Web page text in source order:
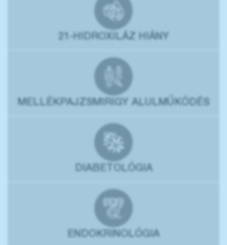
21-HIDROXILÁZ HIÁNY
MELLÉKPAJZSMIRIGY ALULMŰKÖDÉS
DIABETOLÓGIA
ENDOKRINOLÓGIA